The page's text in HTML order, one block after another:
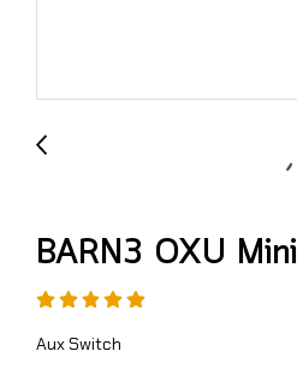
BARN3 OXU Mini
Aux Switch